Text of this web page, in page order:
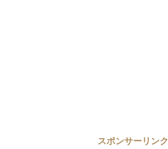
スポンサーリンク